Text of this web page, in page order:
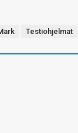
Testiohjelmat